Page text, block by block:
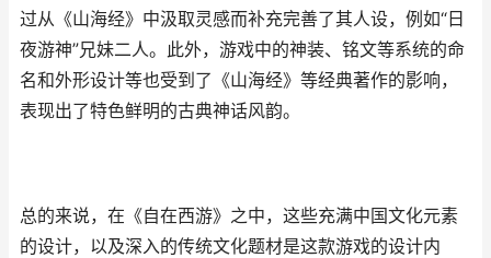
过从《山海经》中汲取灵感而补充完善了其人设，例如“日
夜游神”兄妹二人。此外，游戏中的神装、铭文等系统的命
名和外形设计等也受到了《山海经》等经典著作的影响，
表现出了特色鲜明的古典神话风韵。
总的来说，在《自在西游》之中，这些充满中国文化元素
的设计，以及深入的传统文化题材是这款游戏的设计内